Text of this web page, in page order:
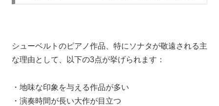
シューベルトのピアノ作品、特にソナタが敬遠される主
な理由として、以下の3点が挙げられます：
・地味な印象を与える作品が多い
・演奏時間が長い大作が目立つ